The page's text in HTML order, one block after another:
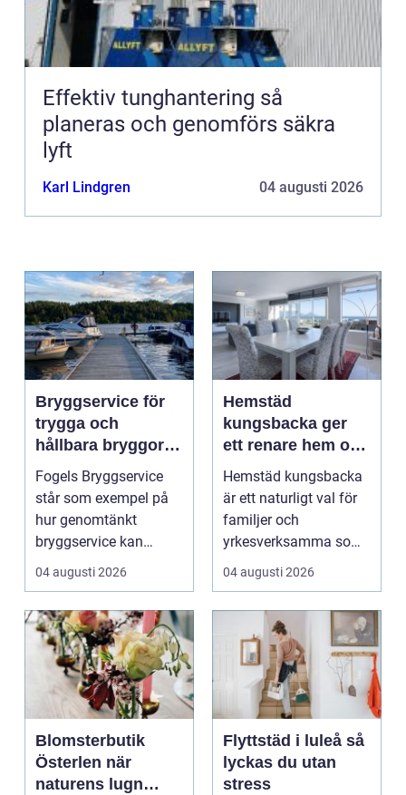
Effektiv tunghantering så
planeras och genomförs säkra
lyft
Karl Lindgren 04 augusti 2026
Bryggservice för
trygga och
hållbara bryggor
året runt
Fogels Bryggservice
står som exempel på
hur genomtänkt
bryggservice kan
förvan...
04 augusti 2026
Hemstäd
kungsbacka ger
ett renare hem och
en lugnare vardag
Hemstäd kungsbacka
är ett naturligt val för
familjer och
yrkesverksamma som
vill ha ett rent hem
04 augusti 2026
Blomsterbutik
Österlen när
naturens lugn
Flyttstäd i luleå så
lyckas du utan
stress